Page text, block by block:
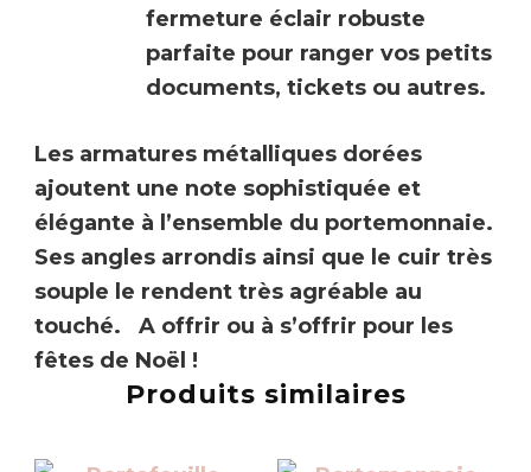
fermeture éclair robuste
parfaite pour ranger vos petits
documents, tickets ou autres.
Les armatures métalliques dorées
ajoutent une note sophistiquée et
élégante à l’ensemble du portemonnaie.
Ses angles arrondis ainsi que le cuir très
souple le rendent très agréable au
touché. A offrir ou à s’offrir pour les
fêtes de Noël !
Produits similaires